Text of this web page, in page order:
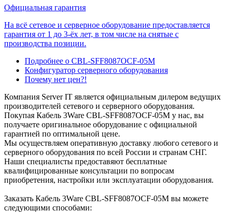
Официальная гарантия
На всё сетевое и серверное оборудование предоставляется
гарантия от 1 до 3-ёх лет, в том числе на снятые с
производства позиции.
Подробнее о CBL-SFF8087OCF-05M
Конфигуратор серверного оборудования
Почему нет цен?!
Компания Server IT является официальным дилером ведущих
производителей сетевого и серверного оборудования.
Покупая Кабель 3Ware CBL-SFF8087OCF-05M у нас, вы
получаете оригинальное оборудование с официальной
гарантией по оптимальной цене.
Мы осуществляем оперативную доставку любого сетевого и
серверного оборудования по всей России и странам СНГ.
Наши специалисты предоставяют бесплатные
квалифицированные консультации по вопросам
приобретения, настройки или эксплуатации оборудования.
Заказать Кабель 3Ware CBL-SFF8087OCF-05M вы можете
следующими способами: